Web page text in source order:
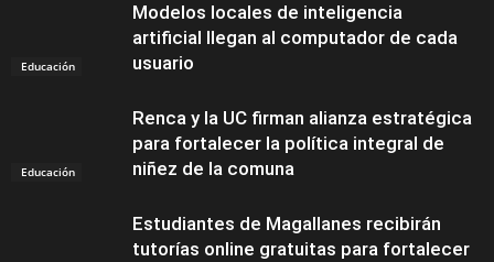
Educación
Modelos locales de inteligencia
artificial llegan al computador de cada
usuario
Educación
Renca y la UC firman alianza estratégica
para fortalecer la política integral de
niñez de la comuna
Estudiantes de Magallanes recibirán
tutorías online gratuitas para fortalecer